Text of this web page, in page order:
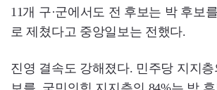
11개 구·군에서도 전 후보는 박 후보
로 제쳤다고 중앙일보는 전했다.
진영 결속도 강해졌다. 민주당 지지층